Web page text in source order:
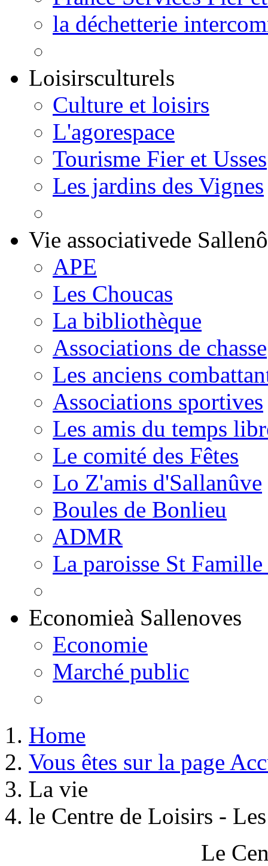
la déchetterie
Loisirsculturels
Culture et loisirs
L'agorespace
Tourisme Fier et Usses
Les jardins des Vignes
Vie associativede
APE
Les Choucas
La bibliothèque
Associations de chasse
Les anciens
Associations sportives
Les amis du temps
Le comité des Fêtes
Lo Z'amis d'Sallanûve
Boules de Bonlieu
ADMR
La paroisse St
Economieà Sallenoves
Economie
Marché public
Home
Vous êtes sur la page
La vie
le Centre de Loisirs -
Le